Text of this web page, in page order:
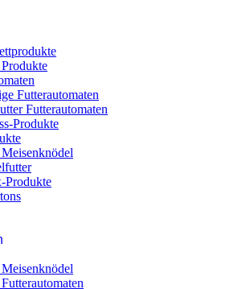
Futterautomaten
Futterautomaten
Produkte
Produkte